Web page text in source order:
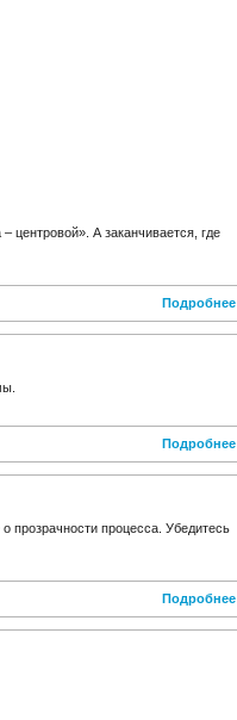
центровой». А заканчивается, где
Подробнее
Подробнее
прозрачности процесса. Убедитесь
Подробнее